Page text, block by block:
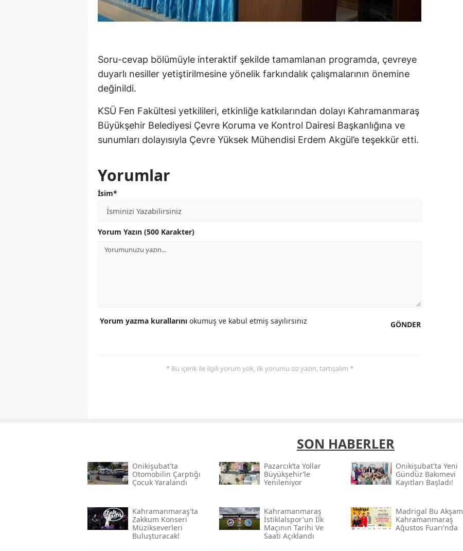
Soru-cevap bölümüyle interaktif şekilde tamamlanan programda, çevreye
duyarlı nesiller yetiştirilmesine yönelik farkındalık çalışmalarının önemine
değinildi.
KSÜ Fen Fakültesi yetkilileri, etkinliğe katkılarından dolayı Kahramanmaraş
Büyükşehir Belediyesi Çevre Koruma ve Kontrol Dairesi Başkanlığına ve
sunumları dolayısıyla Çevre Yüksek Mühendisi Erdem Akgül’e teşekkür etti.
Yorumlar
İsim*
Yorum Yazın (500 Karakter)
GÖNDER
Yorum yazma kurallarını okumuş ve kabul etmiş sayılırsınız
* Bu içerik ile ilgili yorum yok, ilk yorumu siz yazın, tartışalım *
SON HABERLER
Onikişubat'ta
Otomobilin Çarptığı
Çocuk Yaralandı
Pazarcık’ta Yollar
Büyükşehir’le
Yenileniyor
Onikişubat'ta Yeni
Gündüz Bakımevi
Kayıtları Başladı!
Kahramanmaraş'ta
Zakkum Konseri
Müzikseverleri
Buluşturacak!
Kahramanmaraş
İstiklalspor'un İlk
Maçının Tarihi Ve
Saati Açıklandı
Madrigal Bu Akşam
Kahramanmaraş
Ağustos Fuarı'nda